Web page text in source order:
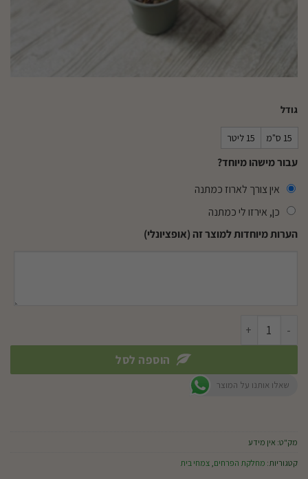
גודל
15 ס"מ 15 ליטר
עבור מישהו מיוחד?
אין צורך לארוז כמתנה
כן, אירזו לי כמתנה
הערות מיוחדות למוצר זה (אופציונלי)
כמות של קורדליין
הוספה לסל
שאלו אותנו על המוצר
מק"ט: אין מידע
קטגוריות: מחלקת הפרחים,צמחי בית